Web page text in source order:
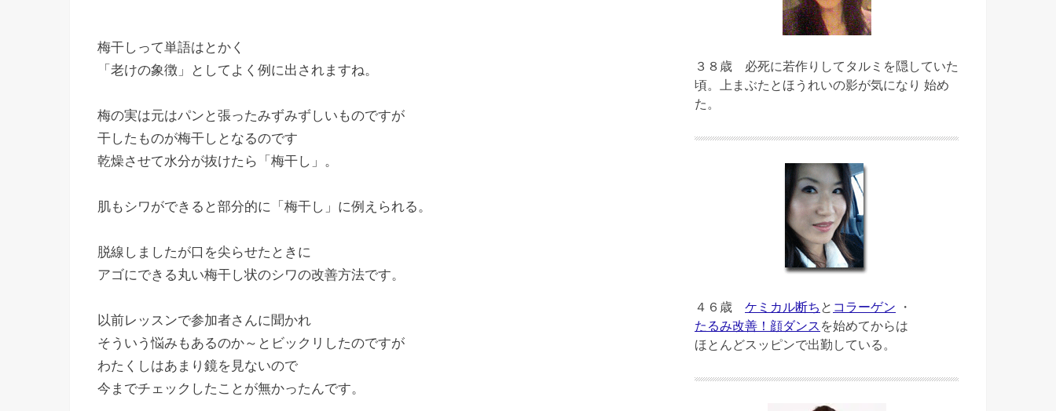
梅干しって単語はとかく
「老けの象徴」としてよく例に出されますね。
梅の実は元はパンと張ったみずみずしいものですが
干したものが梅干しとなるのです
乾燥させて水分が抜けたら「梅干し」。
肌もシワができると部分的に「梅干し」に例えられる。
脱線しましたが口を尖らせたときに
アゴにできる丸い梅干し状のシワの改善方法です。
以前レッスンで参加者さんに聞かれ
そういう悩みもあるのか～とビックリしたのですが
わたくしはあまり鏡を見ないので
今までチェックしたことが無かったんです。
３８歳 必死に若作りしてタルミを隠していた
頃。上まぶたとほうれいの影が気になり 始め
た。
４６歳 ケミカル断ち と コラーゲン ・
たるみ改善！顔ダンス を始めてからは
ほとんどスッピンで出勤している。